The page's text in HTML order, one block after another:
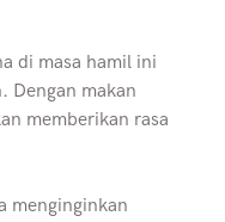
di masa hamil ini
Dengan makan
memberikan rasa
menginginkan